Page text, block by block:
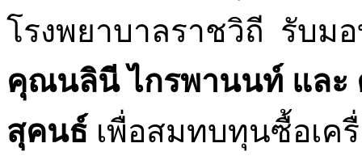
โรงพยาบาลราชวิถี รับม
คุณนลินี ไกรพานนท์ และ
สุคนธ์ เพื่อสมทบทุนซื้อเค